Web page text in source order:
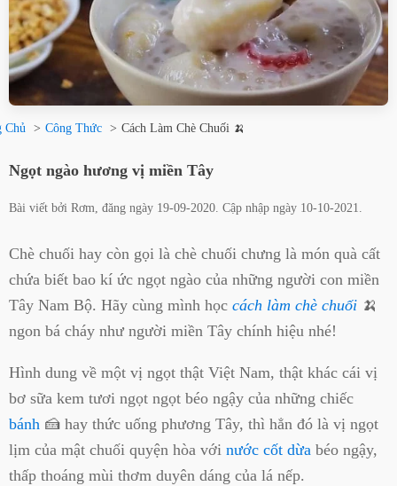
Chủ Công Thức Cách Làm Chè Chuối 🍌
Ngọt ngào hương vị miền Tây
Bài viết bởi Rơm , đăng ngày 19-09-2020 . Cập nhập ngày 10-10-2021
Chè chuối hay còn gọi là chè chuối chưng là món quà cất
chứa biết bao kí ức ngọt ngào của những người con miền
Tây Nam Bộ. Hãy cùng mình học cách làm chè chuối 🍌
ngon bá cháy như người miền Tây chính hiệu nhé!
Hình dung về một vị ngọt thật Việt Nam, thật khác cái vị
bơ sữa kem tươi ngọt ngọt béo ngậy của những chiếc
bánh 🍰 hay thức uống phương Tây, thì hẳn đó là vị ngọt
lịm của mật chuối quyện hòa với nước cốt dừa béo ngậy,
thấp thoáng mùi thơm duyên dáng của lá nếp.